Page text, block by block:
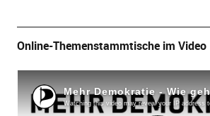
Online-Themenstammtische im Video